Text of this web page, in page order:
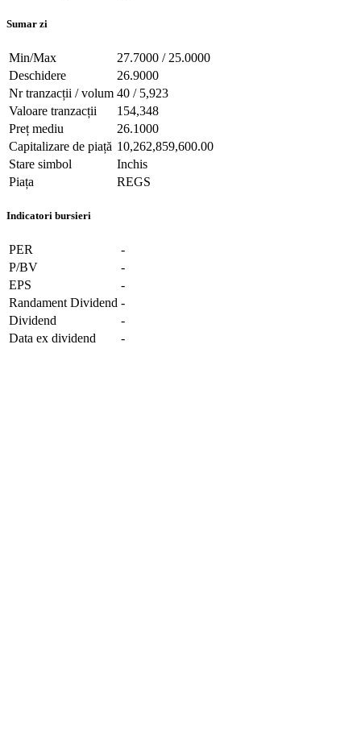
Sumar zi
Min/Max
27.7000 / 25.0000
Deschidere
26.9000
Nr tranzacții / volum 40 / 5,923
Valoare tranzacții
154,348
Preț mediu
26.1000
Capitalizare de piață 10,262,859,600.00
Stare simbol
Inchis
Piața
REGS
Indicatori bursieri
PER
-
P/BV
-
EPS
-
Randament Dividend -
Dividend
-
Data ex dividend
-